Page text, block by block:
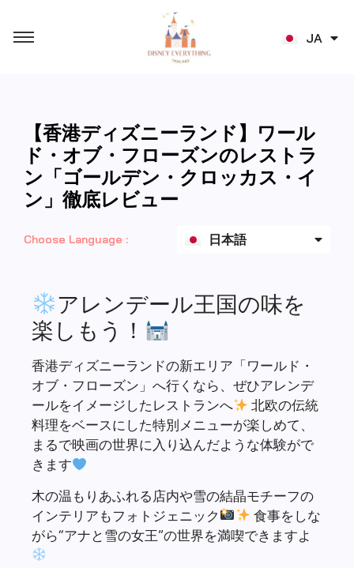
JA
ZH
【香港ディズニーランド】ワール
ド・オブ・フローズンのレストラ
ン「ゴールデン・クロッカス・イ
ン」徹底レビュー
Choose Language : 日本語
ไทย
アレンデール王国の味を
楽しもう！
香港ディズニーランドの新エリア「ワールド・
オブ・フローズン」へ行くなら、ぜひアレンデ
ールをイメージしたレストランへ
北欧の伝統
料理をベースにした特別メニューが楽しめて、
まるで映画の世界に入り込んだような体験がで
きます
木の温もりあふれる店内や雪の結晶モチーフの
インテリアもフォトジェニック
食事をしな
がら“アナと雪の女王”の世界を満喫できますよ